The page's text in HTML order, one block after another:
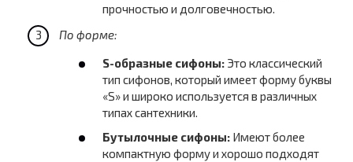
прочностью и долговечностью.
По форме:
S-образные сифоны: Это классический
тип сифонов, который имеет форму буквы
«S» и широко используется в различных
типах сантехники.
Бутылочные сифоны: Имеют более
компактную форму и хорошо подходят